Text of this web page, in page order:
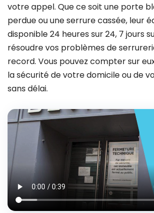
votre appel. Que ce soit une porte
perdue ou une serrure cassée, leur
disponible 24 heures sur 24, 7 jours
résoudre vos problèmes de
record. Vous pouvez compter sur
la sécurité de votre domicile ou de
sans délai.